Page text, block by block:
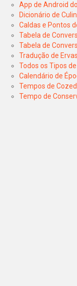
App de Android
Dicionário de
Caldas e Pontos
Tabela de
Tabela de
Tradução de
Todos os Tipos
Calendário de
Tempos de
Tempo de